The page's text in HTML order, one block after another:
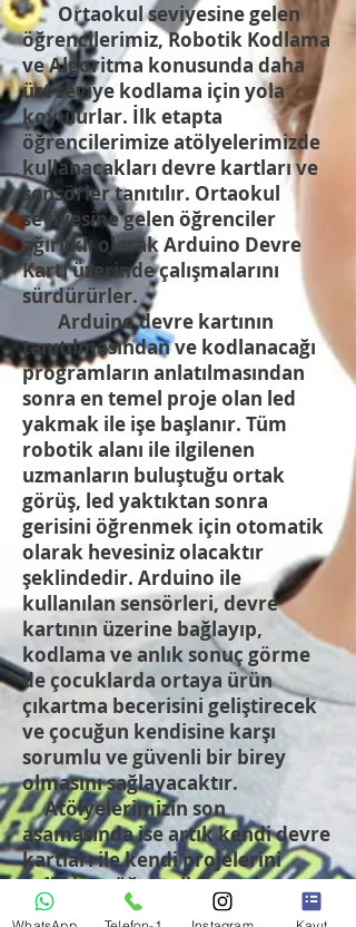
Ortaokul seviyesine gelen
öğrencilerimiz, Robotik Kodlama
ve Algoritma konusunda daha
üst seviye kodlama için yola
koyulurlar. İlk etapta
öğrencilerimize atölyelerimizde
kullanacakları devre kartları ve
sensörler tanıtılır. Ortaokul
seviyesine gelen öğrenciler
ağırlıklı olarak Arduino Devre
Kartı üzerinde çalışmalarını
sürdürürler.
Arduino devre kartının
tanıtılmasından ve kodlanacağı
programların anlatılmasından
sonra en temel proje olan led
yakmak ile işe başlanır. Tüm
robotik alanı ile ilgilenen
uzmanların buluştuğu ortak
görüş, led yaktıktan sonra
gerisini öğrenmek için otomatik
olarak hevesiniz olacaktır
şeklindedir. Arduino ile
kullanılan sensörleri, devre
kartının üzerine bağlayıp,
kodlama ve anlık sonuç görme
de çocuklarda ortaya ürün
çıkartma becerisini geliştirecek
ve çocuğun kendisine karşı
sorumlu ve güvenli bir birey
olmasını sağlayacaktır.
Atölyelerimizin son
aşamasında ise artık kendi devre
kartları ile kendi projelerini
geliştiren öğrenciler, uzaktan
kumandalı araba, elektronik